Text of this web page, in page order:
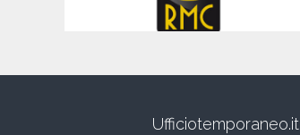
Ufficiotemporaneo.it